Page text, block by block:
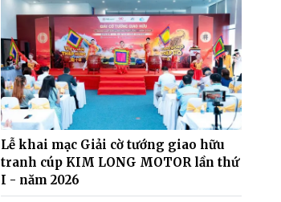
Lễ khai mạc Giải cờ tướng giao hữu
tranh cúp KIM LONG MOTOR lần thứ
I - năm 2026